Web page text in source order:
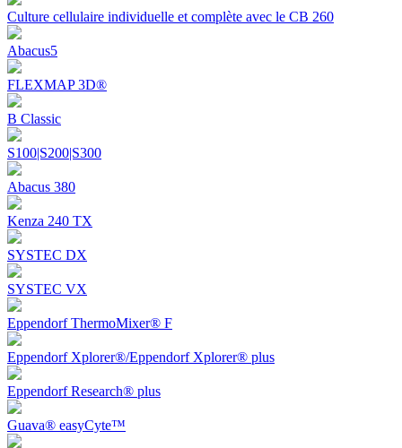
Culture cellulaire individuelle et complète avec le CB 260
Abacus5
FLEXMAP 3D®
B Classic
S100|S200|S300
Abacus 380
Kenza 240 TX
SYSTEC DX
SYSTEC VX
Eppendorf ThermoMixer® F
Eppendorf Xplorer®/Eppendorf Xplorer® plus
Eppendorf Research® plus
Guava® easyCyte™